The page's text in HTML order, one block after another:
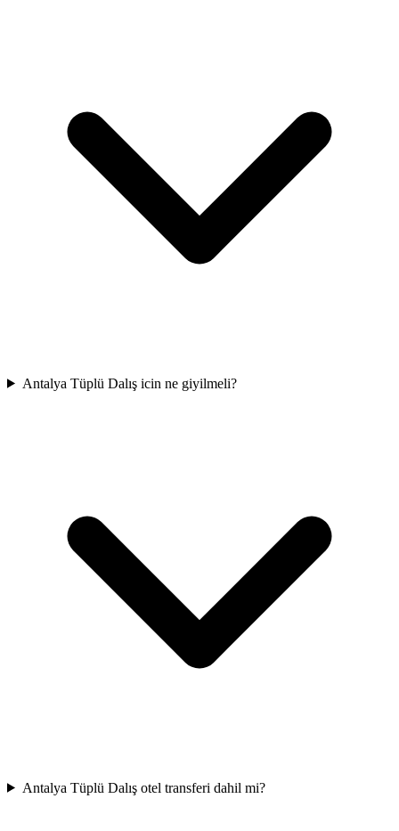
Antalya Tüplü Dalış icin ne giyilmeli?
Antalya Tüplü Dalış otel transferi dahil mi?